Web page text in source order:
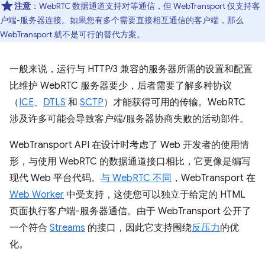
注意 ：WebRTC 数据通道支持对等通信，但 WebTransport 仅支持客
户端-服务器连接。如果您有多个需要直接相互通信的客户端，那么
WebTransport 就不是可行的替代方案。
一般来说，运行与 HTTP/3 兼容的服务器所需的设置和配置
比维护 WebRTC 服务器要少，后者需要了解多种协议
（ICE、 DTLS 和 SCTP）才能获得可用的传输。WebRTC
涉及许多可能会导致客户端/服务器协商失败的活动部件。
WebTransport API 在设计时考虑了 Web 开发者的使用情
形，与使用 WebRTC 的数据通道接口相比，它更像是编写
现代 Web 平台代码。 与 WebRTC 不同 ，WebTransport 在
Web Worker 中受支持，这使您可以独立于给定的 HTML
页面执行客户端-服务器通信。由于 WebTransport 公开了
一个符合 Streams 的接口，因此它支持围绕反压力的优
化。